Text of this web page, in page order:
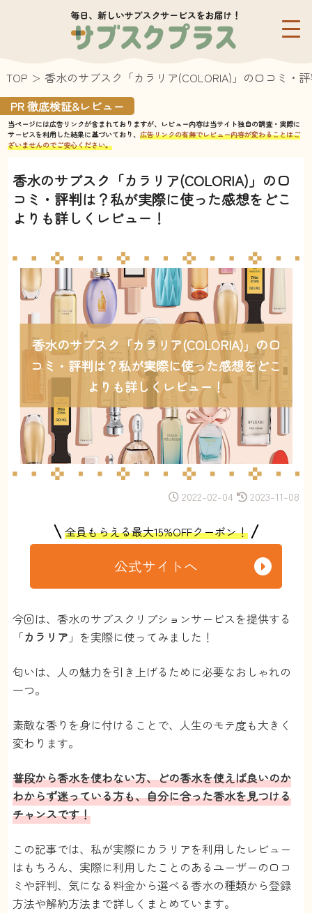
TOP
香水のサブスク「カラリア(COLORIA)」の口コミ・
PR 徹底検証&レビュー
当ページには広告リンクが含まれておりますが、レビュー内容は当サイト独自の調査・実際に
サービスを利用した結果に基づいており、広告リンクの有無でレビュー内容が変わることはご
ざいませんのでご安心ください。
香水のサブスク「カラリア(COLORIA)」の口
コミ・評判は？私が実際に使った感想をどこ
よりも詳しくレビュー！
香水のサブスク「カラリア(COLORIA)」の口
コミ・評判は？私が実際に使った感想をどこ
よりも詳しくレビュー！
2022-02-04 2023-11-08
全員もらえる最大15%OFFクーポン！
公式サイトへ
今回は、香水のサブスクリプションサービスを提供する
「カラリア 」を実際に使ってみました！
匂いは、人の魅力を引き上げるために必要なおしゃれの
一つ。
素敵な香りを身に付けることで、人生のモテ度も大きく
変わります。
普段から香水を使わない方、どの香水を使えば良いのか
わからず迷っている方も、自分に合った香水を見つける
チャンスです！
この記事では、私が実際にカラリアを利用したレビュー
はもちろん、実際に利用したことのあるユーザーの口コ
ミや評判、気になる料金から選べる香水の種類から登録
方法や解約方法まで詳しくまとめています。